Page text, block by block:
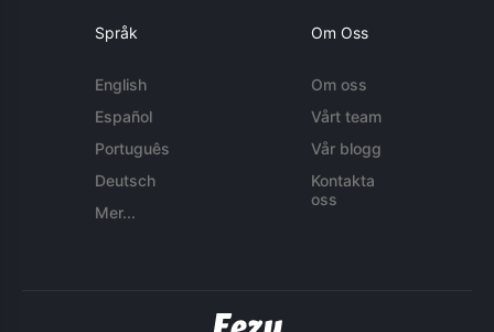
Språk
English
Español
Português
Deutsch
Mer...
Om Oss
Om oss
Vårt team
Vår blogg
Kontakta
oss